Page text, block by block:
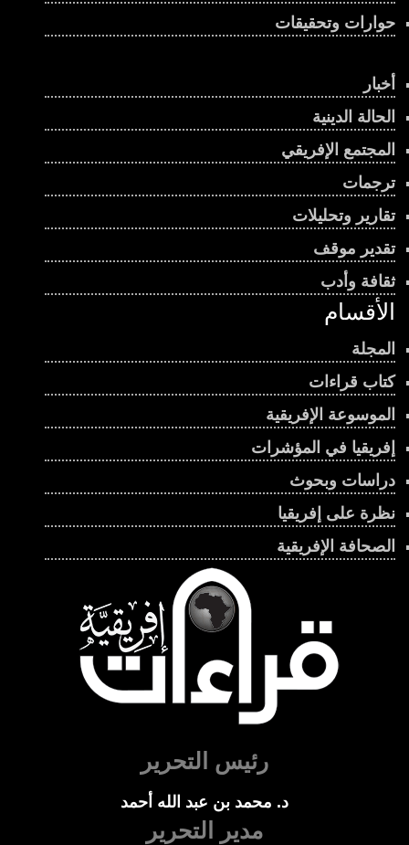
حوارات وتحقيقات
أخبار
الحالة الدينية
المجتمع الإفريقي
ترجمات
تقارير وتحليلات
تقدير موقف
ثقافة وأدب
الأقسام
المجلة
كتاب قراءات
الموسوعة الإفريقية
إفريقيا في المؤشرات
دراسات وبحوث
نظرة على إفريقيا
الصحافة الإفريقية
رئيس التحرير
د. محمد بن عبد الله أحمد
مدير التحرير